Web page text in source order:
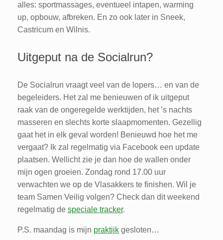
alles: sportmassages, eventueel intapen, warming
up, opbouw, afbreken. En zo ook later in Sneek,
Castricum en Wilnis.
Uitgeput na de Socialrun?
De Socialrun vraagt veel van de lopers… en van de
begeleiders. Het zal me benieuwen of ik uitgeput
raak van de ongeregelde werktijden, het ’s nachts
masseren en slechts korte slaapmomenten. Gezellig
gaat het in elk geval worden! Benieuwd hoe het me
vergaat? Ik zal regelmatig via Facebook een update
plaatsen. Wellicht zie je dan hoe de wallen onder
mijn ogen groeien. Zondag rond 17.00 uur
verwachten we op de Vlasakkers te finishen. Wil je
team Samen Veilig volgen? Check dan dit weekend
regelmatig de speciale tracker.
P.S. maandag is mijn praktijk gesloten…